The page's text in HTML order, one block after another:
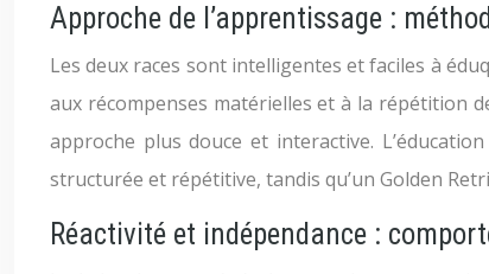
Approche de l’apprentissage :
Les deux races sont intelligentes et faciles à
aux récompenses matérielles et à la répétition
approche plus douce et interactive.
structurée et répétitive, tandis qu’un Golden
Réactivité et indépendance :